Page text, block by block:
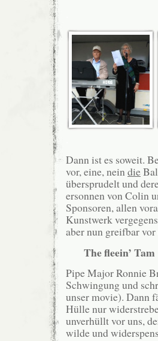
Dann ist es soweit.
vor, eine, neindie
übersprudelt und
ersonnen von Colin
Sponsoren, allen
Kunstwerk
aber nun greifbar
The fleein’
Pipe Major Ronnie
Schwingung und
unser movie). Dann
Hülle nur
unverhüllt vor uns,
wilde und